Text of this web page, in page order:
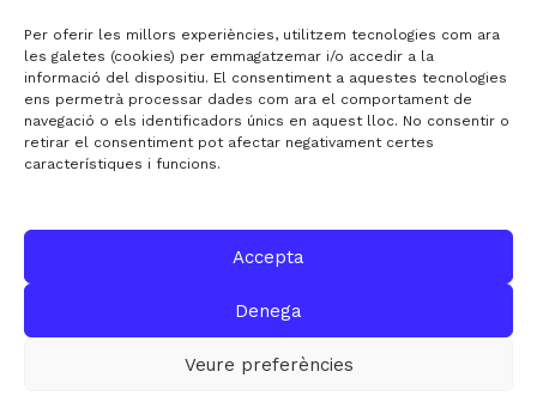
Per oferir les millors experiències, utilitzem tecnologies com ara
les galetes (cookies) per emmagatzemar i/o accedir a la
informació del dispositiu. El consentiment a aquestes tecnologies
ens permetrà processar dades com ara el comportament de
navegació o els identificadors únics en aquest lloc. No consentir o
retirar el consentiment pot afectar negativament certes
característiques i funcions.
Accepta
Denega
Veure preferències
Dades de mercat
Automobile Talks
08012 de Barcelona
premsa@fecavem.cat